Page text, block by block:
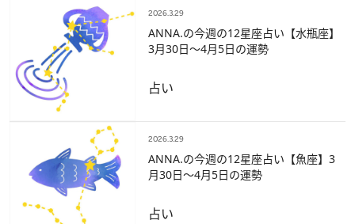
2026.3.29
ANNA.の今週の12星座占い【水瓶座】
3月30日～4月5日の運勢
占い
2026.3.29
ANNA.の今週の12星座占い【魚座】3
月30日～4月5日の運勢
占い